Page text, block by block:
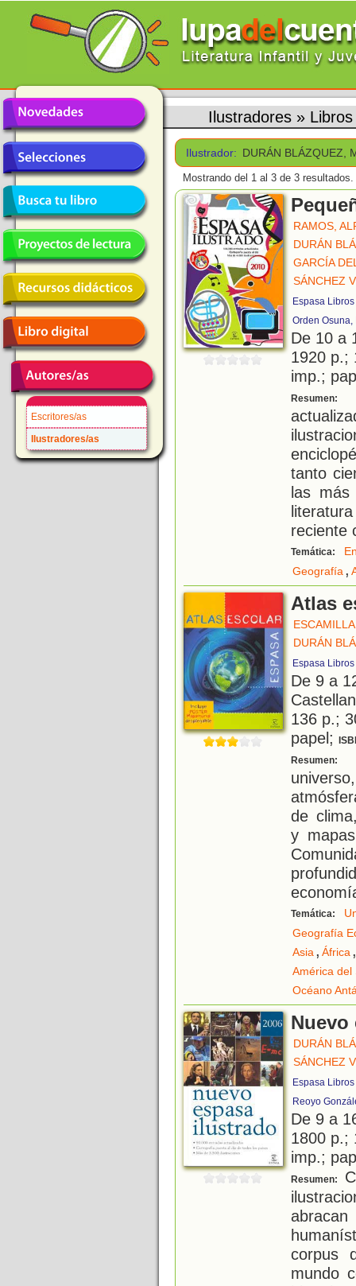
Escritores/as
Ilustradores/as
Ilustradores »
Ilustrador: DURÁN BLÁZQUEZ,
Mostrando del 1 al 3 de 3 resultados.
RAMOS,
DURÁN
GARCÍA
SÁNCHEZ
Espasa Libros
Orden
De 10 a
1920 p.;
imp.;
Resumen:
tanto
las más
reciente
Temática:
Geografía,
Atlas
DURÁN
Espasa Libros
De 9 a
136 p.;
papel;
Resumen:
de
y
Temática:
Geografía
Asia, África,
América del
Océano
DURÁN
SÁNCHEZ
Espasa Libros
Reoyo
De 9 a
1800 p.;
imp.;
Resumen:
corpus
mundo